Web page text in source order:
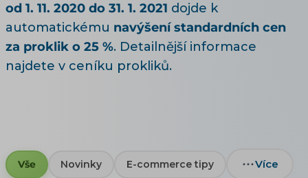
od 1. 11. 2020 do 31. 1. 2021 dojde k
automatickému navýšení standardních cen
za proklik o 25 %. Detailnější informace
najdete v ceníku prokliků.
Vše Novinky E-commerce tipy Více